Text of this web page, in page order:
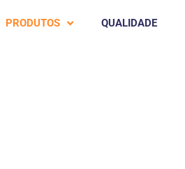
PRODUTOS QUALIDADE